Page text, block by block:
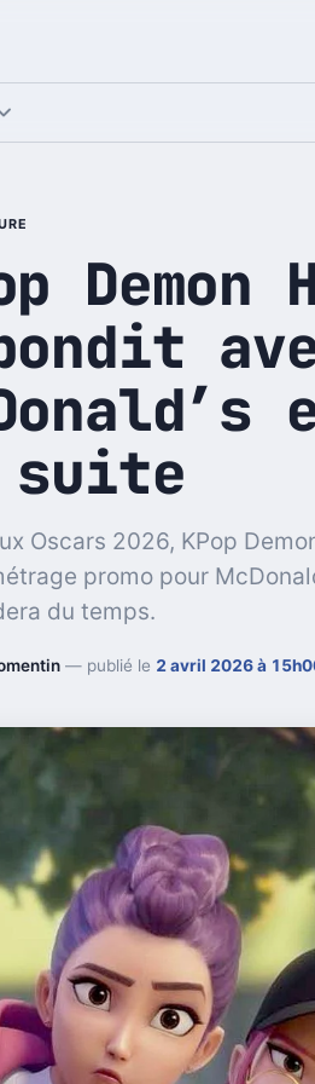
Demon
suite
Oscars 2026, KPop
promo pour
du temps.
— publié le 2 avril 2026 à